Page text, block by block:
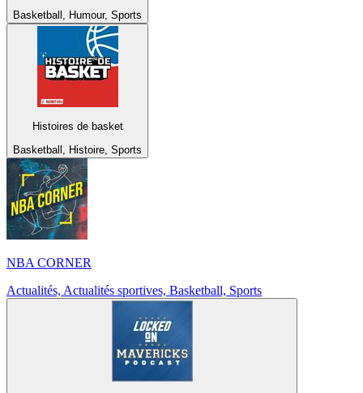
Basketball, Humour, Sports
Histoires de basket
Basketball, Histoire, Sports
NBA CORNER
Actualités, Actualités sportives, Basketball, Sports